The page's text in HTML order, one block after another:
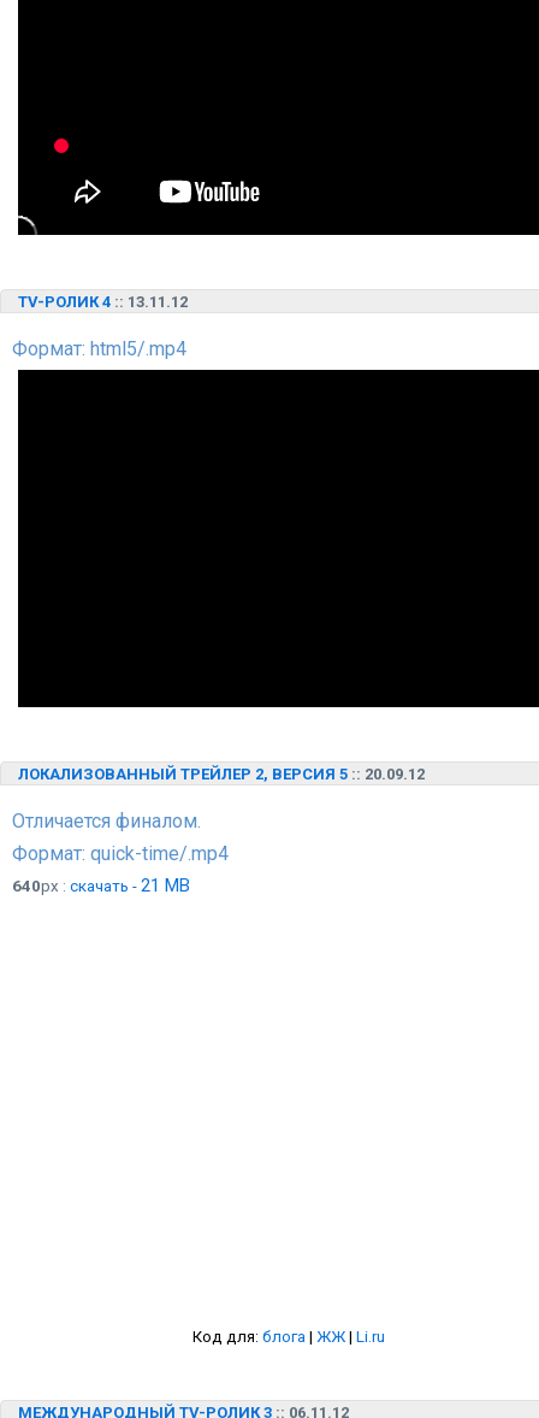
TV-РОЛИК 4 :: 13.11.12
Формат: html5/.mp4
ЛОКАЛИЗОВАННЫЙ ТРЕЙЛЕР 2, ВЕРСИЯ 5 :: 20.09.12
Отличается финалом.
Формат: quick-time/.mp4
640px : скачать - 21 MB
Код для: блога | ЖЖ | Li.ru
МЕЖДУНАРОДНЫЙ TV-РОЛИК 3 :: 06.11.12